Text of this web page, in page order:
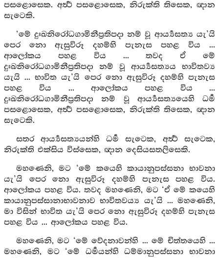
පසළොසෙක. අර්‍ත්‍ථ පසළොසෙක, නිරුක්ති තිසෙක, ඥාන
සැටෙකි.
‘මේ දුඃඛනිරෝධගාමිනීප්‍රතිපදා නම් වූ ආර්‍ය්‍යසත්‍ය යැ’යි
පෙර නො ඇසුවිරූ දහම්හි පැනැස පහළ විය ...
ආලෝකය පහළ විය ... තවද ඒ මේ
දුඃඛනිරෝධගාමිනීප්‍රතිපදා නම් වූ ආර්‍ය්‍යසත්‍යය භාවිතව්‍ය
යැයි ... භාවිත යැ’යි පෙර නො ඇසුවිරූ දහම්හි පැනැස
පහළ විය ... ආලෝකය පහළ විය ...
දුඃඛනිරෝධගාමිනීප්‍රතිපදා නම් වූ ආර්‍ය්‍යසත්‍යයෙහි ධර්‍ම
පසළොසෙක, අර්‍ත්‍ථ පසළොසෙක, නිරුක්ති තිසෙක, ඥාන
සැටෙකි.
සතර ආර්‍ය්‍යසත්‍යයන්හි ධර්‍ම සැටෙක, අර්‍ත්‍ථ සැටෙක,
නිරුක්ති එක්සිය විස්සෙක, ඥාන දෙසියසතලිසෙකි.
මහණෙනි, මට ‘මේ කයෙහි කායානුපස්සනා භාවනා
යැ’යි පෙර නො ඇසුවිරූ දහම්හි පැනැස පහළ විය.
ආලෝකය පහළ විය. තවද මහණෙනි, මට ‘ඒ මේ කයෙහි
කායානුපස්සානාභාවනාව භාවිතවය්‍ය යැ’යි ... මහණෙනි,
මා විසින් භාවිත යැ’යි පෙර නො ඇසුවිරූ දහම්හි පැනැස
පහළ විය ... ආලෝකය පහළ විය.
මහණෙනි, මට ‘මේ වේදනාවන්හි ... මේ චිත්තයෙහි ...
මහණෙනි, මට ‘මේ ධර්‍මයන්හි ධම්මානුපස්සනා භාවනා